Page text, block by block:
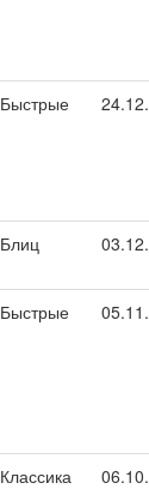
Быстрые
Блиц
Быстрые
Классика